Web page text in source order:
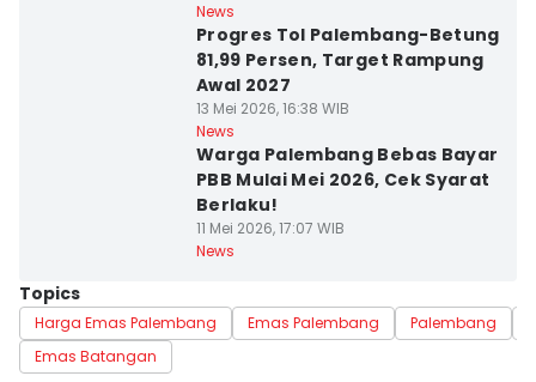
News
Progres Tol Palembang-Betung
81,99 Persen, Target Rampung
Awal 2027
13 Mei 2026, 16:38 WIB
News
Warga Palembang Bebas Bayar
PBB Mulai Mei 2026, Cek Syarat
Berlaku!
11 Mei 2026, 17:07 WIB
News
Topics
Harga Emas Palembang Emas Palembang Palembang
Emas Batangan